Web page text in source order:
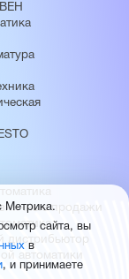
продажи
–
дистрибьютор
автоматики
Метрика.
сайта, вы
в
, и принимаете